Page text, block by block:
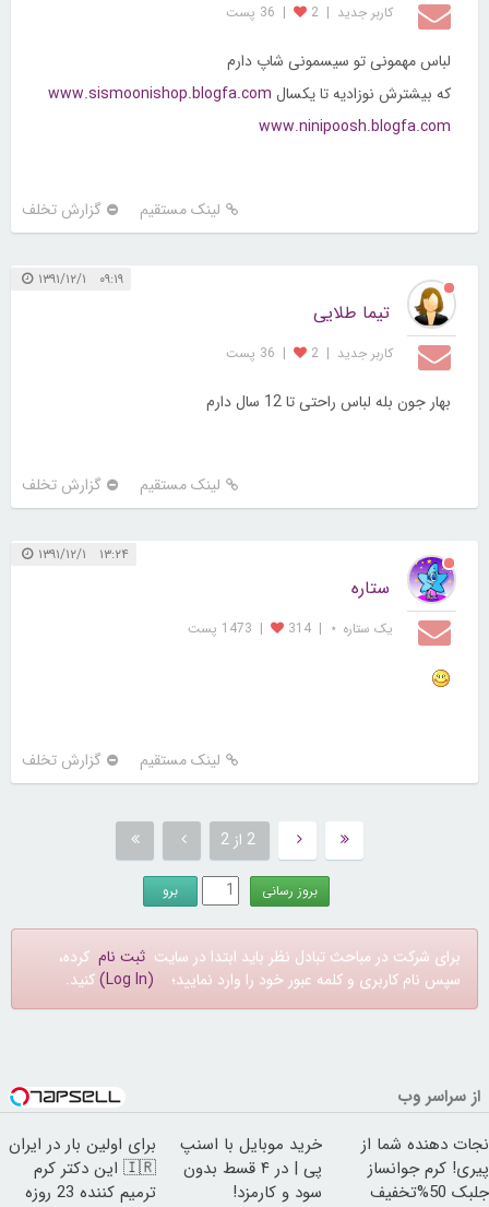
کاربر جديد |
2
| 36 پست
لباس مهمونی تو سیسمونی شاپ دارم
که بیشترش نوزادیه تا یکسال www.sismoonishop.blogfa.com
www.ninipoosh.blogfa.com
لینک مستقیم گزارش تخلف
۰۹:۱۹ ۱۳۹۱/۱۲/۱
تیما طلایی
کاربر جديد |
2
| 36 پست
بهار جون بله لباس راحتی تا 12 سال دارم
لینک مستقیم گزارش تخلف
۱۳:۲۴ ۱۳۹۱/۱۲/۱
ستاره
یک ستاره ⋆ |
314
| 1473 پست
لینک مستقیم گزارش تخلف
2 از 2
برای شرکت در مباحث تبادل نظر باید ابتدا در سایت ثبت نام کرده،
سپس نام کاربری و کلمه عبور خود را وارد نمایید؛ (Log In) کنید.
از سراسر وب
نجات دهنده شما از
پیری! کرم جوانساز
جلبک 50%تخفیف
خرید موبایل با اسنپ
پی | در ۴ قسط بدون
سود و کارمزد!
برای اولین بار در ایران
🇮🇷 این دکتر کرم
ترمیم کننده 23 روزه